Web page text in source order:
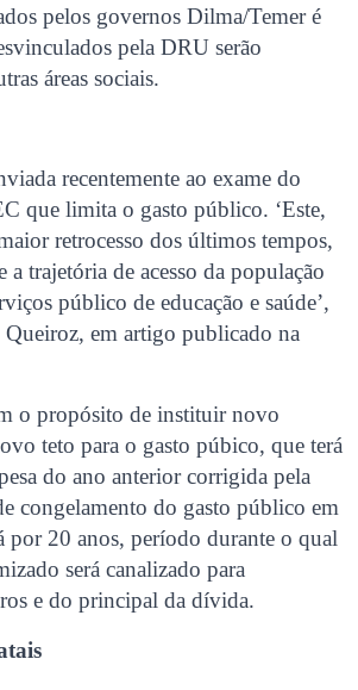
pelos governos Dilma/Temer é
pela DRU serão
áreas sociais.
recentemente ao exame do
que limita o gasto público. ‘Este,
retrocesso dos últimos tempos,
trajetória de acesso da população
público de educação e saúde’,
em artigo publicado na
o propósito de instituir novo
teto para o gasto púbico, que terá
do ano anterior corrigida pela
congelamento do gasto público em
por 20 anos, período durante o qual
será canalizado para
e do principal da dívida.